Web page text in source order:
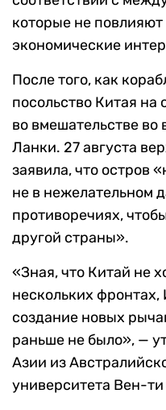
которые не повлияют
экономические
После того, как
посольство Китая
во вмешательстве
Ланки. 27 августа
заявила, что остров
не в нежелательном
противоречиях,
другой страны».
«Зная, что Китай не
нескольких
создание новых
раньше не было», —
Азии из
университета Вен-